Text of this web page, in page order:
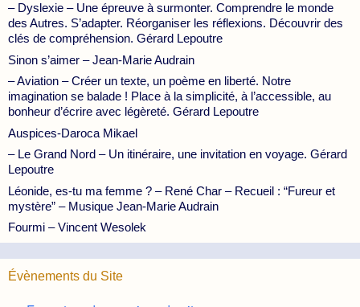
– Dyslexie – Une épreuve à surmonter. Comprendre le monde
des Autres. S’adapter. Réorganiser les réflexions. Découvrir des
clés de compréhension. Gérard Lepoutre
Sinon s’aimer – Jean-Marie Audrain
– Aviation – Créer un texte, un poème en liberté. Notre
imagination se balade ! Place à la simplicité, à l’accessible, au
bonheur d’écrire avec légèreté. Gérard Lepoutre
Auspices-Daroca Mikael
– Le Grand Nord – Un itinéraire, une invitation en voyage. Gérard
Lepoutre
Léonide, es-tu ma femme ? – René Char – Recueil : “Fureur et
mystère” – Musique Jean-Marie Audrain
Fourmi – Vincent Wesolek
Évènements du Site